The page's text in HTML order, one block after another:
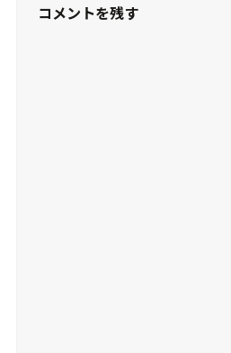
コメントを残す